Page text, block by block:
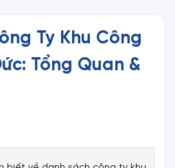
Ty Khu Công
Tổng Quan &